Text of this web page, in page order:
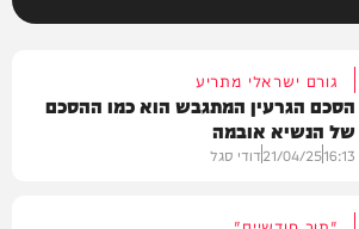
גורם ישראלי מתריע
הסכם הגרעין המתגבש הוא כמו ההסכם
של הנשיא אובמה
16:13
21/04/25דודי סגל